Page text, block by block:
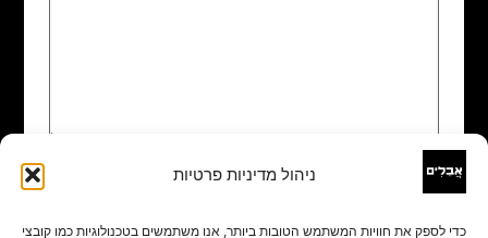
ניהול מדיניות פרטיות
כדי לספק את חוויות המשתמש הטובות ביותר, אנו משתמשים בטכנולוגיות כמו קובצי
שם